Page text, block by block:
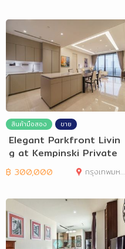
สินค้ามือสอง ขาย
Elegant Parkfront Livin
g at Kempinski Private
Residences
฿ 300,000 กรุงเทพมหานคร